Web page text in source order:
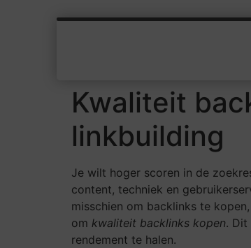
Kwaliteit
linkbuilding
Je wilt hoger scoren in de
content, techniek en
misschien om backlinks te
om kwaliteit backlinks kopen. Dit
rendement te halen.